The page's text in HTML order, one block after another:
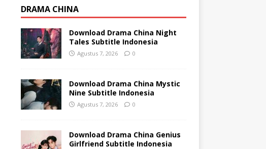
DRAMA CHINA
Download Drama China Night
Tales Subtitle Indonesia
Agustus 7, 2026 0
Download Drama China Mystic
Nine Subtitle Indonesia
Agustus 7, 2026 0
Download Drama China Genius
Girlfriend Subtitle Indonesia